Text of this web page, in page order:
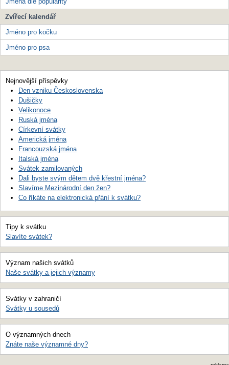
Zvířecí kalendář
Jméno pro kočku
Jméno pro psa
Nejnovější příspěvky
Den vzniku Československa
Dušičky
Velikonoce
Ruská jména
Církevní svátky
Americká jména
Francouzská jména
Italská jména
Svátek zamilovaných
Dali byste svým dětem dvě křestní jména?
Slavíme Mezinárodní den žen?
Co říkáte na elektronická přání k svátku?
Tipy k svátku
Slavíte svátek?
Význam našich svátků
Naše svátky a jejich významy
Svátky v zahraničí
Svátky u sousedů
O významných dnech
Znáte naše významné dny?